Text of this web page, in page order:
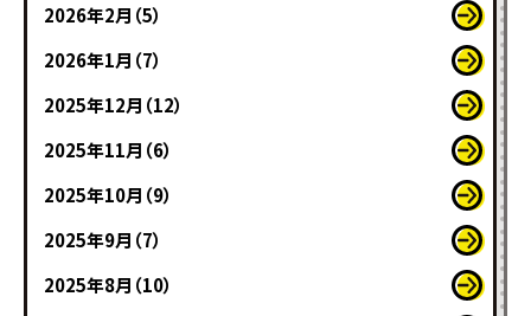
2026年2月（5）
2026年1月（7）
2025年12月（12）
2025年11月（6）
2025年10月（9）
2025年9月（7）
2025年8月（10）